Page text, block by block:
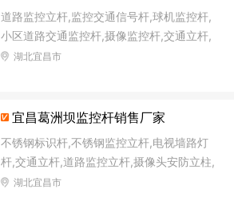
道路监控立杆,监控交通信号杆,球机监控杆,
小区道路交通监控杆,摄像监控杆,交通立杆,
摄像机立柱支架,电子监控杆
湖北宜昌市
宜昌葛洲坝监控杆销售厂家
不锈钢标识杆,不锈钢监控立杆,电视墙路灯
杆,交通立杆,道路监控立杆,摄像头安防立柱,
太阳能监控灯灯杆,十字路口监控杆
湖北宜昌市